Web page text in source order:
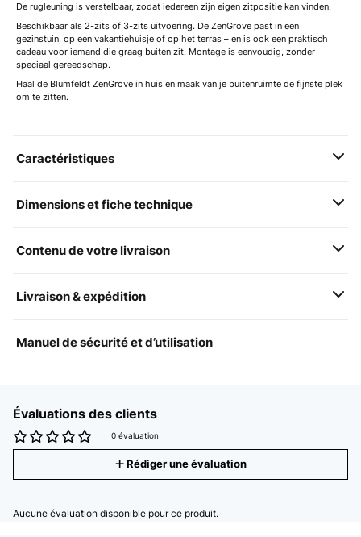
De rugleuning is verstelbaar, zodat iedereen zijn eigen zitpositie kan vinden.
Beschikbaar als 2-zits of 3-zits uitvoering. De ZenGrove past in een
gezinstuin, op een vakantiehuisje of op het terras – en is ook een praktisch
cadeau voor iemand die graag buiten zit. Montage is eenvoudig, zonder
speciaal gereedschap.
Haal de Blumfeldt ZenGrove in huis en maak van je buitenruimte de fijnste plek
om te zitten.
Caractéristiques
Dimensions et fiche technique
Contenu de votre livraison
Livraison & expédition
Manuel de sécurité et d’utilisation
Évaluations des clients
0 évaluation
Rédiger une évaluation
Aucune évaluation disponible pour ce produit.